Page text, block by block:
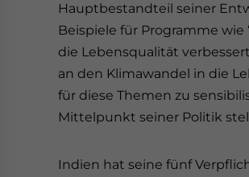
Hauptbestandteil seiner
Beispiele für Programme wie
die Lebensqualität
an den Klimawandel in die
für diese Themen zu
Mittelpunkt seiner Politik
Indien hat seine fünf